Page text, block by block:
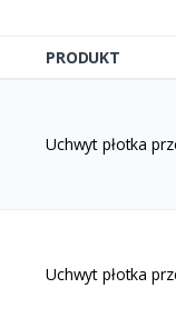
PRODUKT
Uchwyt płotka
Uchwyt płotka